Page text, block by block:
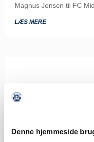
Denne hjemmeside
Magnus Jensen til FC
LÆS MERE